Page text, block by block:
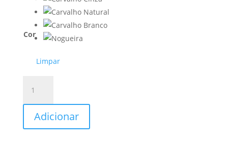
Cor
Limpar
Secretária
Curve
3
Adicionar